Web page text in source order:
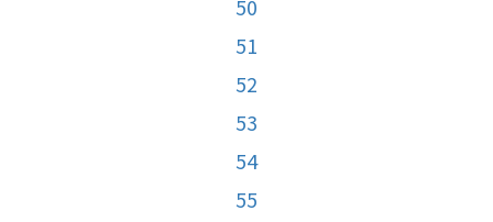
50
51
52
53
54
55